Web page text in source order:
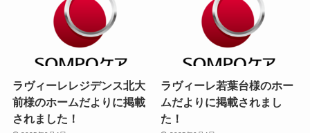
ラヴィーレレジデンス北大
前様のホームだよりに掲載
されました！
ラヴィーレ若葉台様のホー
ムだよりに掲載されまし
た！